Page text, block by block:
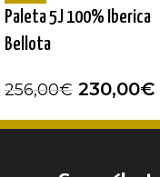
Paleta 5J 100% Iberica
Bellota
256,00€ 230,00€